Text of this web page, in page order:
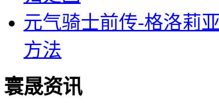
元气骑士前传-格洛莉
方法
寰晟资讯